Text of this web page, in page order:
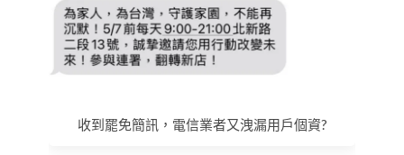
收到罷免簡訊，電信業者又洩漏用戶個資?